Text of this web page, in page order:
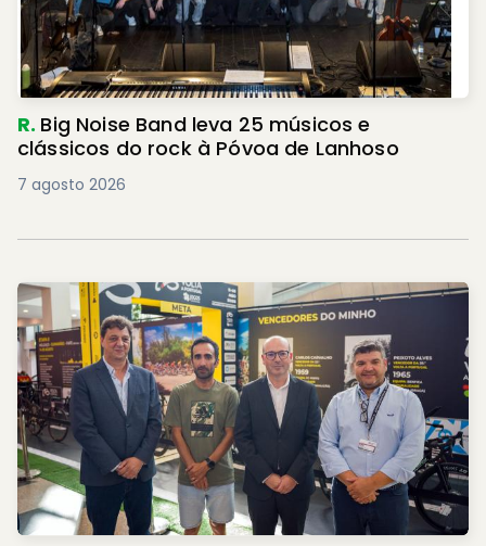
R. Big Noise Band leva 25 músicos e
clássicos do rock à Póvoa de Lanhoso
7 agosto 2026